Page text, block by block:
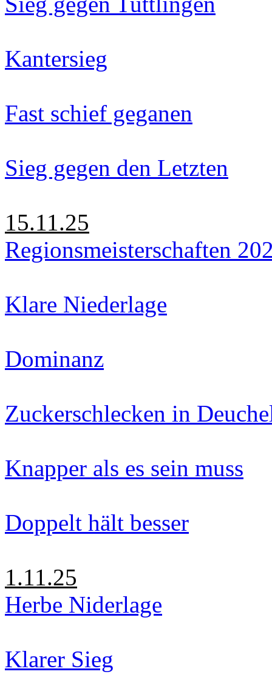
Kantersieg
Fast schief geganen
Sieg gegen den Letzten
15.11.25
Regionsmeisterschaften
Klare Niederlage
Dominanz
Zuckerschlecken in
Knapper als es sein muss
Doppelt hält besser
1.11.25
Herbe Niderlage
Klarer Sieg